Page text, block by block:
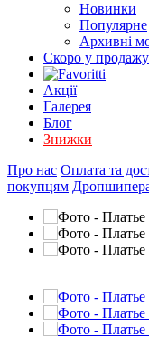
Новинки
Популярне
Архивні
Скоро у продажу
Акції
Галерея
Блог
Знижки
Про нас Оплата та
покупцям